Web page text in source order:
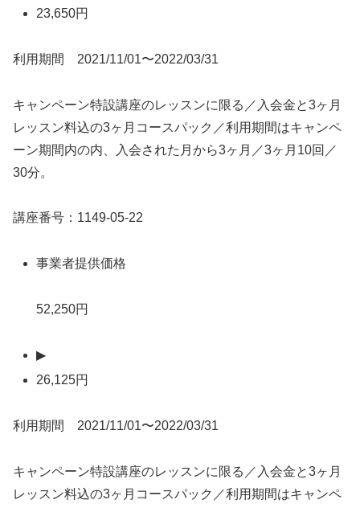
23,650円
利用期間 2021/11/01〜2022/03/31
キャンペーン特設講座のレッスンに限る／入会金と3ヶ月
レッスン料込の3ヶ月コースパック／利用期間はキャンペ
ーン期間内の内、入会された月から3ヶ月／3ヶ月10回／
30分。
講座番号：1149-05-22
事業者提供価格
52,250円
▶
26,125円
利用期間 2021/11/01〜2022/03/31
キャンペーン特設講座のレッスンに限る／入会金と3ヶ月
レッスン料込の3ヶ月コースパック／利用期間はキャンペ